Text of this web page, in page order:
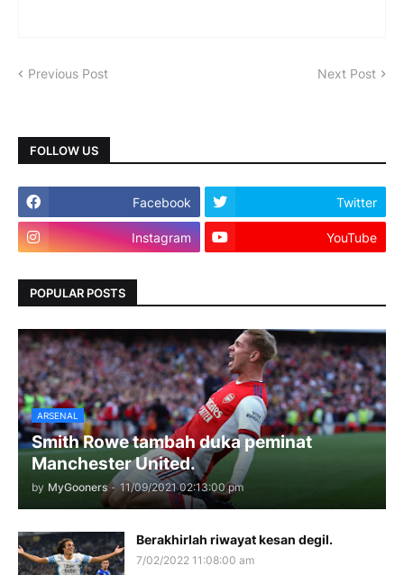
Previous Post Next Post
FOLLOW US
Facebook Twitter
Instagram YouTube
POPULAR POSTS
ARSENAL
Smith Rowe tambah duka peminat
Manchester United.
by MyGooners - 11/09/2021 02:13:00 pm
Berakhirlah riwayat kesan degil.
7/02/2022 11:08:00 am